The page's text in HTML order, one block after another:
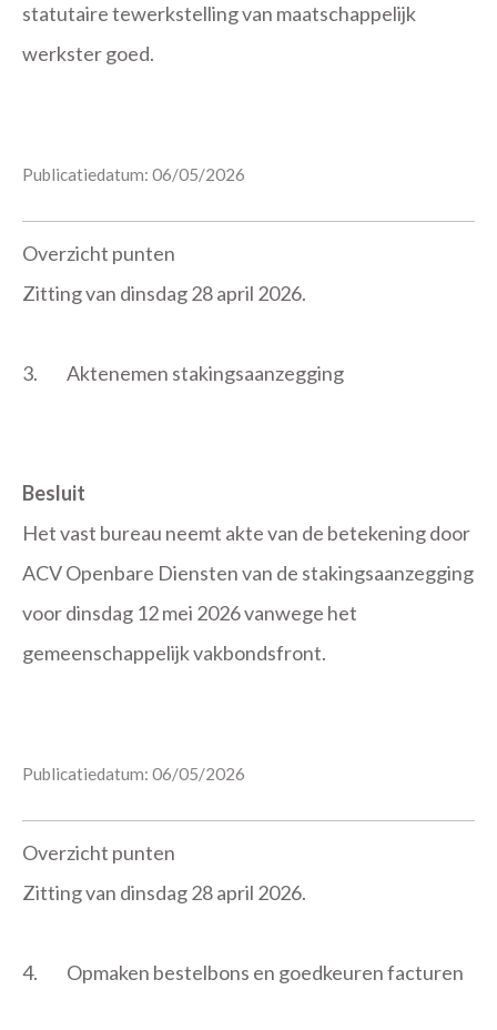
statutaire tewerkstelling van maatschappelijk
werkster goed.
Publicatiedatum: 06/05/2026
Overzicht punten
Zitting van dinsdag 28 april 2026.
3. Aktenemen stakingsaanzegging
Besluit
Het vast bureau neemt akte van de betekening door
ACV Openbare Diensten van de stakingsaanzegging
voor dinsdag 12 mei 2026 vanwege het
gemeenschappelijk vakbondsfront.
Publicatiedatum: 06/05/2026
Overzicht punten
Zitting van dinsdag 28 april 2026.
4. Opmaken bestelbons en goedkeuren facturen